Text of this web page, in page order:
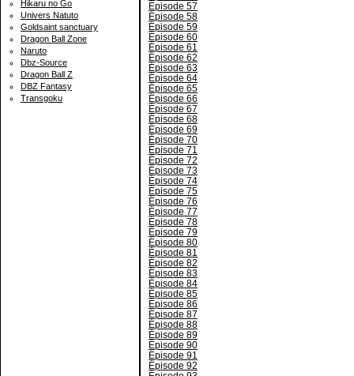
Hikaru no Go
Univers Natuto
Goldsaint sanctuary
Dragon Ball Zone
Naruto
Dbz-Source
Dragon Ball Z
DBZ Fantasy
Transgoku
Épisode 57
Épisode 58
Épisode 59
Épisode 60
Épisode 61
Épisode 62
Épisode 63
Épisode 64
Épisode 65
Épisode 66
Épisode 67
Épisode 68
Épisode 69
Épisode 70
Épisode 71
Épisode 72
Épisode 73
Épisode 74
Épisode 75
Épisode 76
Épisode 77
Épisode 78
Épisode 79
Épisode 80
Épisode 81
Épisode 82
Épisode 83
Épisode 84
Épisode 85
Épisode 86
Épisode 87
Épisode 88
Épisode 89
Épisode 90
Épisode 91
Épisode 92